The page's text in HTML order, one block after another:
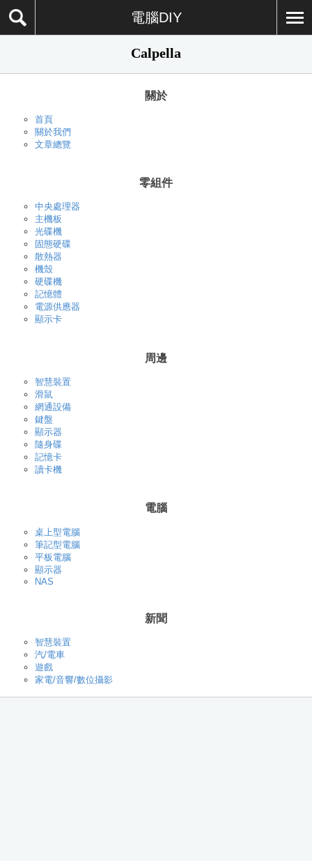
電腦DIY
Calpella
關於
首頁
關於我們
文章總覽
零組件
中央處理器
主機板
光碟機
固態硬碟
散熱器
機殼
硬碟機
記憶體
電源供應器
顯示卡
周邊
智慧裝置
滑鼠
網通設備
鍵盤
顯示器
隨身碟
記憶卡
讀卡機
電腦
桌上型電腦
筆記型電腦
平板電腦
顯示器
NAS
新聞
智慧裝置
汽/電車
遊戲
家電/音響/數位攝影